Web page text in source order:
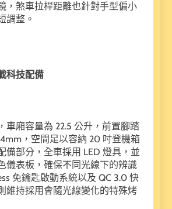
，煞車拉桿距離也針對手型偏小
調整。
科技配備
車廂容量為 22.5 公升，前置腳踏
，空間足以容納 20 吋登機箱
備部分，全車採用 LED 燈具，並
儀表板，確保不同光線下的辨識
免鑰匙啟動系統以及 QC 3.0 快
維持採用會隨光線變化的特殊烤